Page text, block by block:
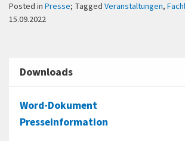
Posted in Presse; Tagged Veranstaltungen,
15.09.2022
Downloads
Word-Dokument
Presseinformation